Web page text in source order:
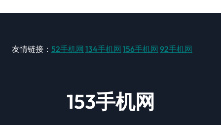
友情链接： 52手机网 134手机网 156手机网 92手机网
153手机网